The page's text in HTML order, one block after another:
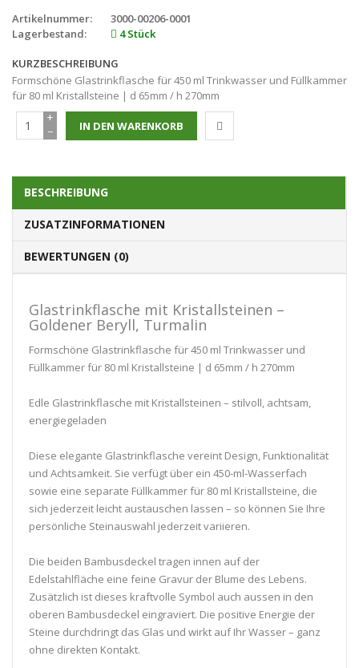
Artikelnummer:
3000-00206-0001
Lagerbestand:
4 Stück
KURZBESCHREIBUNG
Formschöne Glastrinkflasche für 450 ml Trinkwasser und Füllkammer
für 80 ml Kristallsteine | d 65mm / h 270mm
−
+
BESCHREIBUNG
ZUSATZINFORMATIONEN
BEWERTUNGEN (0)
Glastrinkflasche mit Kristallsteinen –
Goldener Beryll, Turmalin
Formschöne Glastrinkflasche für 450 ml Trinkwasser und
Füllkammer für 80 ml Kristallsteine | d 65mm / h 270mm
Edle Glastrinkflasche mit Kristallsteinen – stilvoll, achtsam,
energiegeladen
Diese elegante Glastrinkflasche vereint Design, Funktionalität
und Achtsamkeit. Sie verfügt über ein 450-ml-Wasserfach
sowie eine separate Füllkammer für 80 ml Kristallsteine, die
sich jederzeit leicht austauschen lassen – so können Sie Ihre
persönliche Steinauswahl jederzeit variieren.
Die beiden Bambusdeckel tragen innen auf der
Edelstahlfläche eine feine Gravur der Blume des Lebens.
Zusätzlich ist dieses kraftvolle Symbol auch aussen in den
oberen Bambusdeckel eingraviert. Die positive Energie der
Steine durchdringt das Glas und wirkt auf Ihr Wasser – ganz
ohne direkten Kontakt.